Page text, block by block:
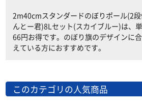
2m40cmスタンダードのぼりポール(2
んとー君)8Lセット(スカイブルー)は、
66円お得です。のぼり旗のデザインに
えている方におすすめです。
このカテゴリの人気商品